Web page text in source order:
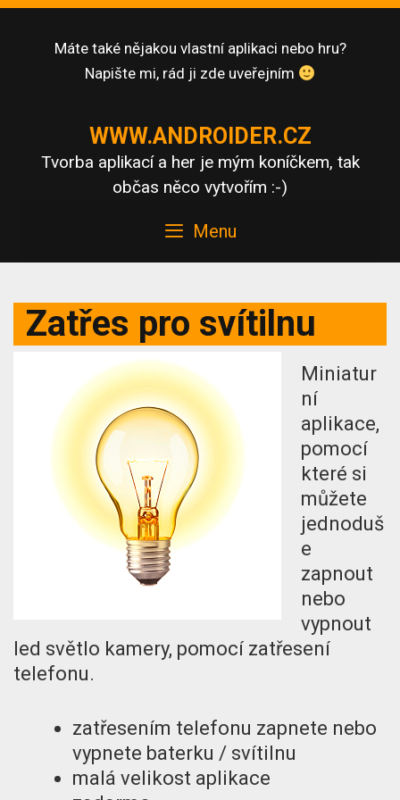
Skip
content
Máte také nějakou vlastní aplikaci nebo hru?
Napište mi, rád ji zde uveřejním
WWW.ANDROIDER.CZ
Tvorba aplikací a her je mým koníčkem, tak
občas něco vytvořím :-)
Menu
Zatřes pro svítilnu
Miniatur
ní
aplikace,
pomocí
které si
můžete
jednoduš
e
zapnout
nebo
vypnout
led světlo kamery, pomocí zatřesení
telefonu.
zatřesením telefonu zapnete nebo
vypnete baterku / svítilnu
malá velikost aplikace